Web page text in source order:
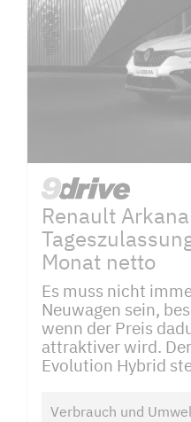
Renault
Monat netto
Es muss nicht
Neuwagen sein,
wenn der Preis
attraktiver wird.
Evolution Hybrid
Verbrauch und